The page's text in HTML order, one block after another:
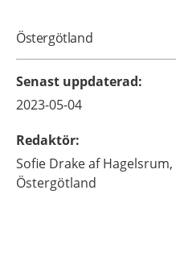
Östergötland
Senast uppdaterad:
2023-05-04
Redaktör:
Sofie Drake af Hagelsrum,
Östergötland